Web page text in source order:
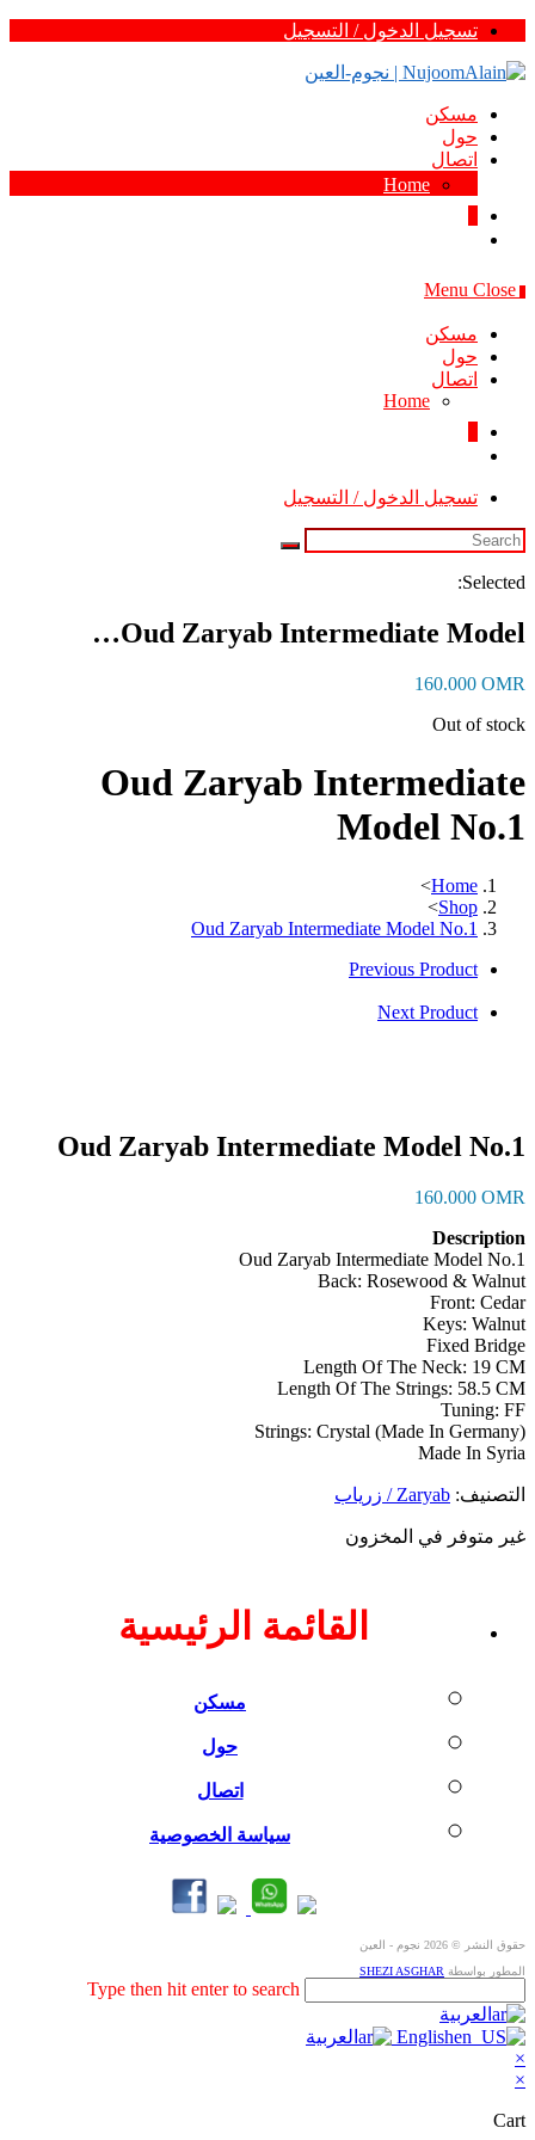
Skip
content
تسجيل الدخول / التسجيل
مسكن
حول
اتصال
Home
Menu Close
مسكن
حول
اتصال
Home
تسجيل الدخول / التسجيل
Selected:
Oud Zaryab Intermediate Model…
160.000 OMR
Out of stock
Oud Zaryab Intermediate
Model No.1
Home
>
Shop
>
Oud Zaryab Intermediate Model No.1
Previous Product
Next Product
Oud Zaryab Intermediate Model No.1
160.000 OMR
Description
Oud Zaryab Intermediate Model No.1
Back: Rosewood & Walnut
Front: Cedar
Keys: Walnut
Fixed Bridge
Length Of The Neck: 19 CM
Length Of The Strings: 58.5 CM
Tuning: FF
Strings: Crystal (Made In Germany)
Made In Syria
التصنيف: Zaryab / زرياب
غير متوفر في المخزون
القائمة الرئيسية
مسكن
حول
اتصال
سياسة الخصوصية
حقوق النشر © 2026 نجوم - العين
المطور بواسطة SHEZI ASGHAR
this
website
Type then hit enter to search
العربية
English
العربية
×
×
Cart